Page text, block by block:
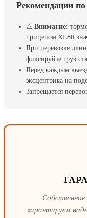
Рекомендации по
⚠️ Внимание:
прицепом XL80
При перевозке
фиксируйте груз
Перед каждым
эксцентрика на
Запрещается
гарантируем